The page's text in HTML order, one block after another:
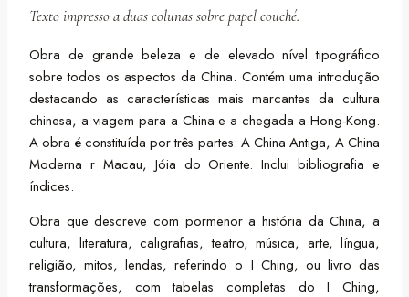
Texto impresso a duas colunas sobre papel couché.
Obra de grande beleza e de elevado nível tipográfico
sobre todos os aspectos da China. Contém uma introdução
destacando as características mais marcantes da cultura
chinesa, a viagem para a China e a chegada a Hong-Kong.
A obra é constituída por três partes: A China Antiga, A China
Moderna r Macau, Jóia do Oriente. Inclui bibliografia e
índices.
Obra que descreve com pormenor a história da China, a
cultura, literatura, caligrafias, teatro, música, arte, língua,
religião, mitos, lendas, referindo o I Ching, ou livro das
transformações, com tabelas completas do I Ching,